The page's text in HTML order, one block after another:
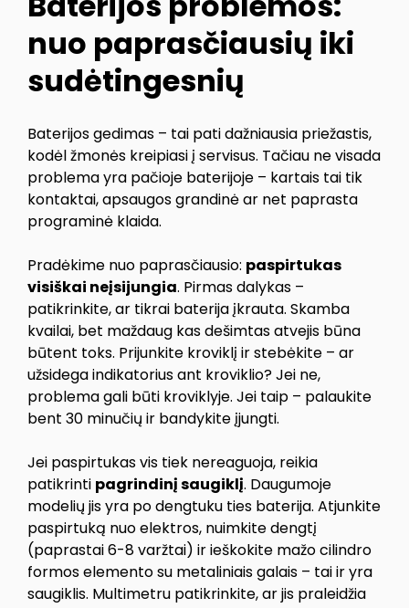
nuo paprasčiausių iki
sudėtingesnių
Baterijos gedimas – tai pati dažniausia priežastis,
kodėl žmonės kreipiasi į servisus. Tačiau ne visada
problema yra pačioje baterijoje – kartais tai tik
kontaktai, apsaugos grandinė ar net paprasta
programinė klaida.
Pradėkime nuo paprasčiausio: paspirtukas
visiškai neįsijungia. Pirmas dalykas –
patikrinkite, ar tikrai baterija įkrauta. Skamba
kvailai, bet maždaug kas dešimtas atvejis būna
būtent toks. Prijunkite kroviklį ir stebėkite – ar
užsidega indikatorius ant kroviklio? Jei ne,
problema gali būti kroviklyje. Jei taip – palaukite
bent 30 minučių ir bandykite įjungti.
Jei paspirtukas vis tiek nereaguoja, reikia
patikrinti pagrindinį saugiklį. Daugumoje
modelių jis yra po dengtuku ties baterija. Atjunkite
paspirtuką nuo elektros, nuimkite dengtį
(paprastai 6-8 varžtai) ir ieškokite mažo cilindro
formos elemento su metaliniais galais – tai ir yra
saugiklis. Multimetru patikrinkite, ar jis praleidžia